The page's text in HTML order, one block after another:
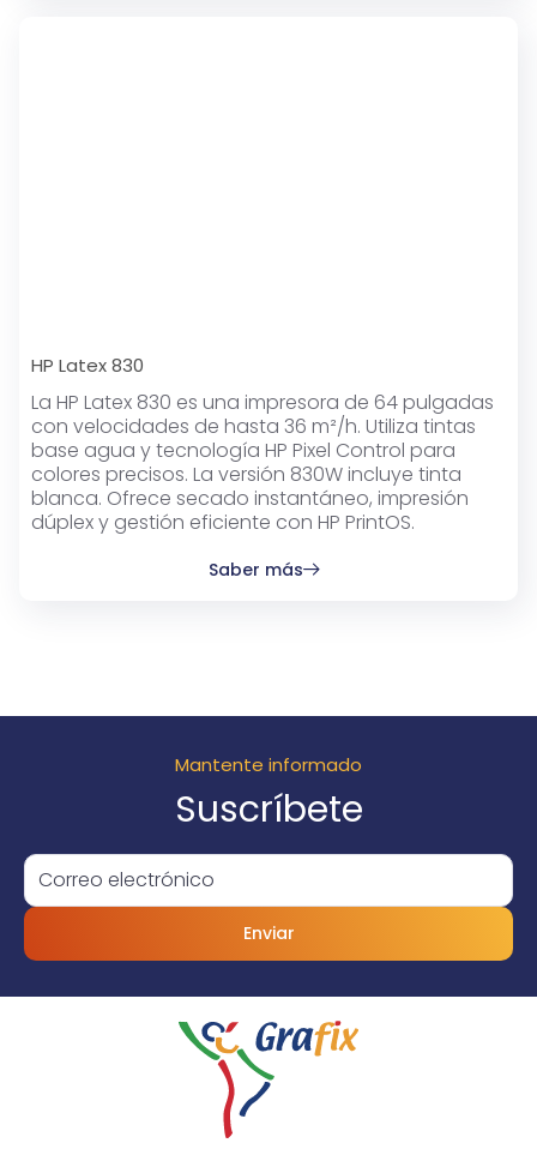
HP Latex 830
La HP Latex 830 es una impresora de 64 pulgadas
con velocidades de hasta 36 m²/h. Utiliza tintas
base agua y tecnología HP Pixel Control para
colores precisos. La versión 830W incluye tinta
blanca. Ofrece secado instantáneo, impresión
dúplex y gestión eficiente con HP PrintOS.
Saber más
Mantente informado
Suscríbete
Enviar